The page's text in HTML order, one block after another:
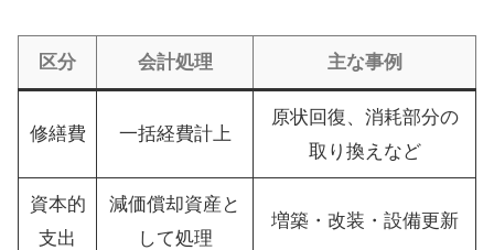
区分 会計処理 主な事例
修繕費 一括経費計上
原状回復、消耗部分の
取り換えなど
資本的
支出
減価償却資産と
して処理
増築・改装・設備更新